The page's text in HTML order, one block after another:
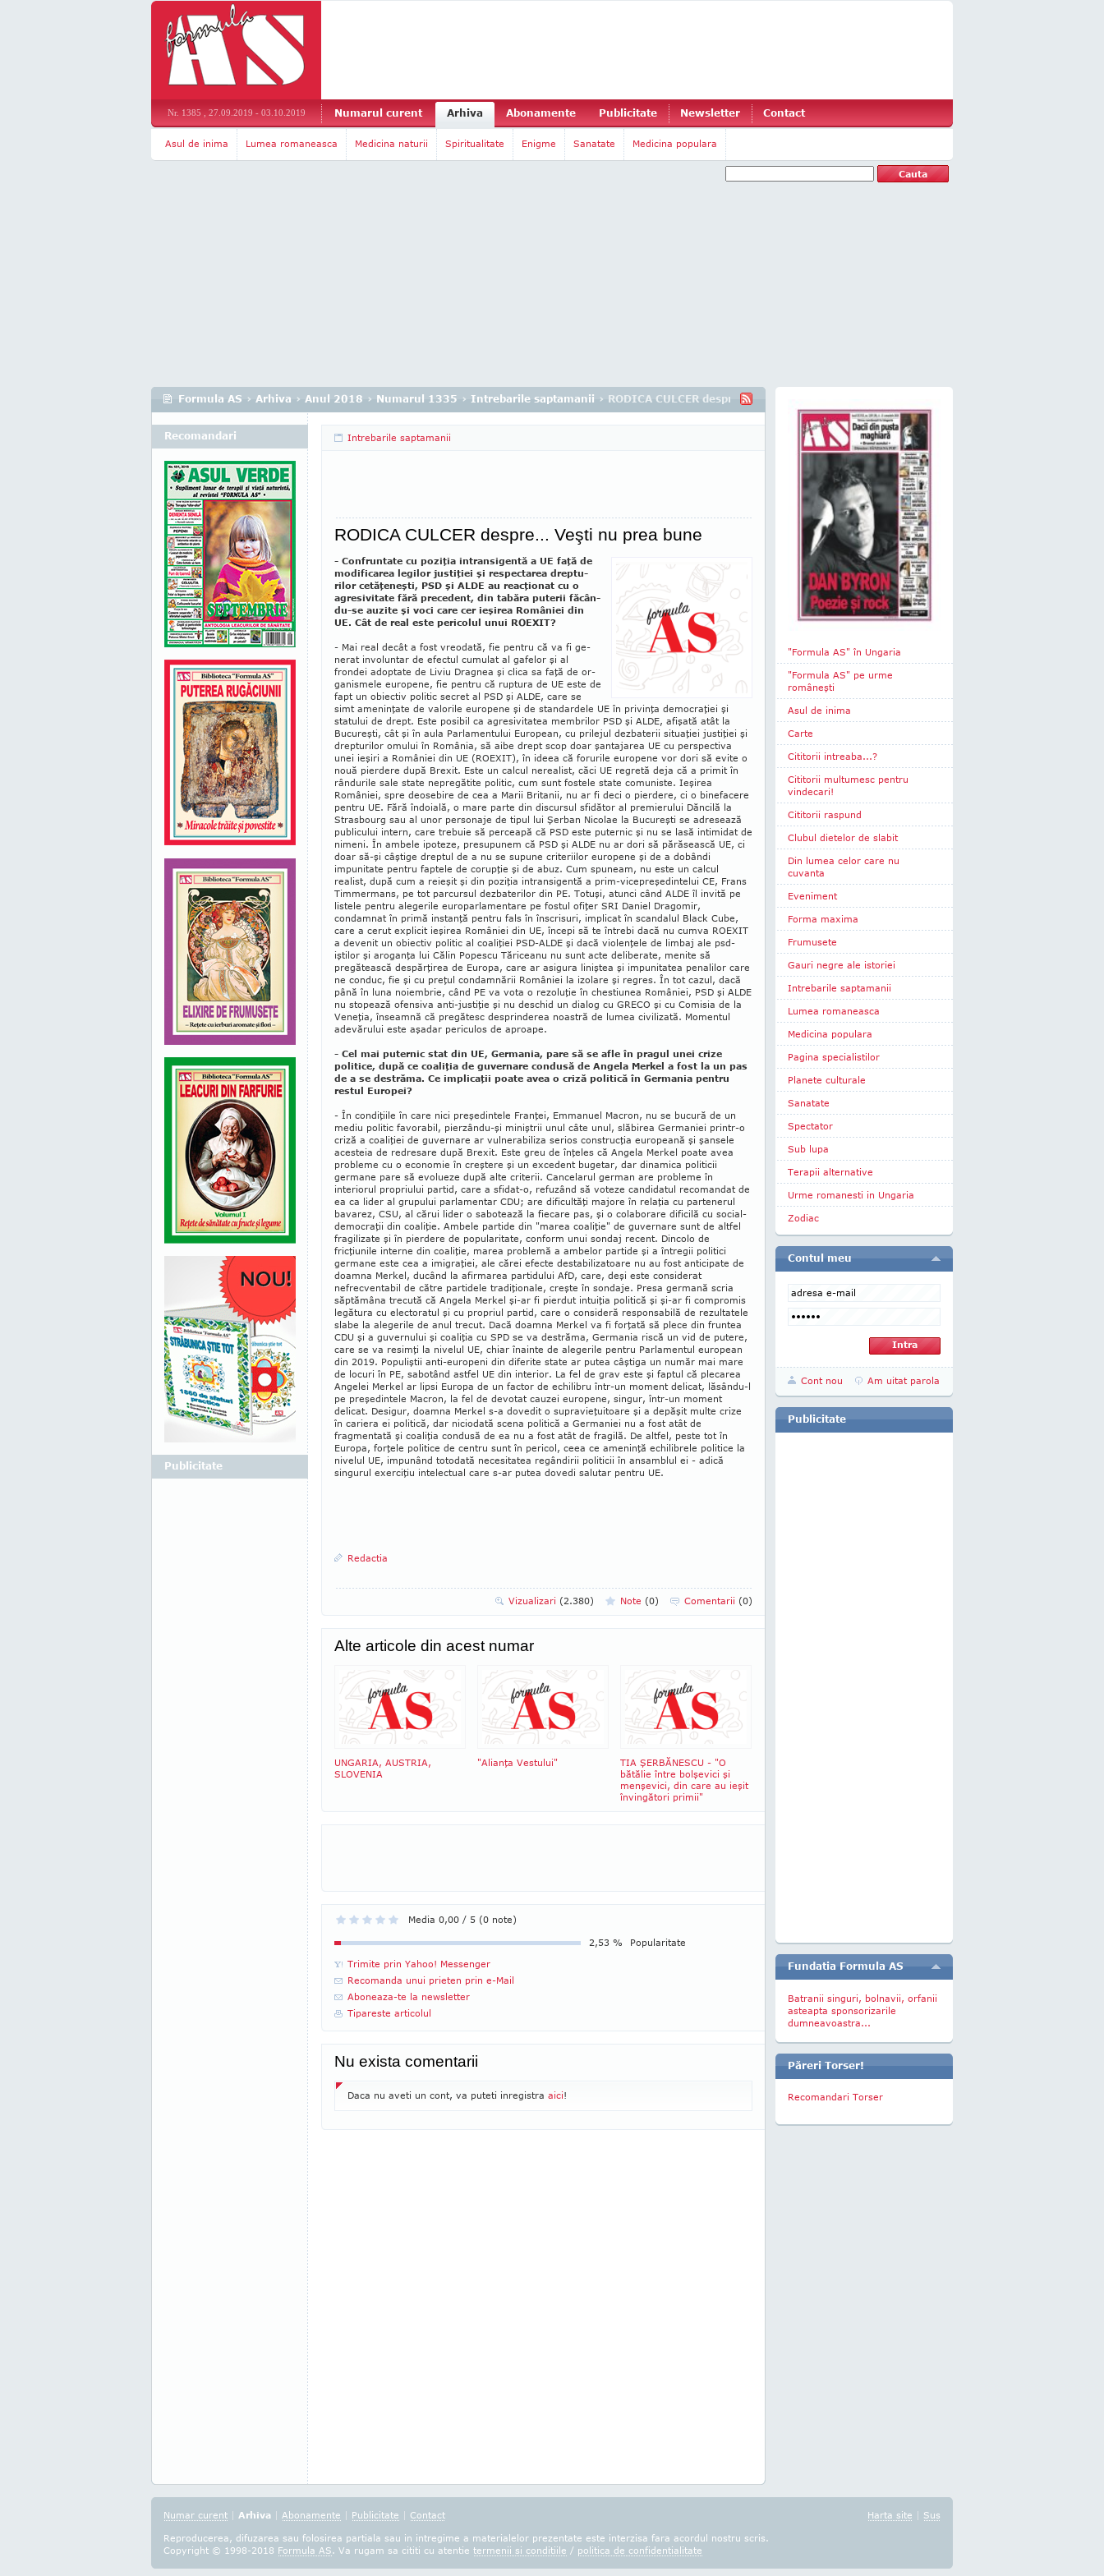
Nr. 1385 , 27.09.2019 - 03.10.2019 Numarul curent Arhiva Abonamente Publicitate Newsletter Contact
Asul de inima Lumea romaneasca Medicina naturii Spiritualitate Enigme Sanatate Medicina populara
Formula AS › Arhiva › Anul 2018 › Numarul 1335 › Intrebarile saptamanii › RODICA CULCER despre... Veşti nu prea bune
Intrebarile saptamanii
RODICA CULCER despre... Veşti nu prea bune
- Confruntate cu poziţia intransigentă a UE faţă de
modificarea legilor justiţiei şi respectarea drep­tu­
rilor cetăţeneşti, PSD şi ALDE au reacţionat cu o
agre­sivitate fără precedent, din tabăra puterii făcân­
du-se auzite şi voci care cer ieşirea României din
UE. Cât de real este pericolul unui ROEXIT?
- Mai real decât a fost vreodată, fie pentru că va fi ge­
nerat involuntar de efectul cumulat al gafelor şi al
frondei adoptate de Liviu Dragnea şi clica sa faţă de or­
ganismele eu­ropene, fie pentru că ruptura de UE este de
fapt un obiec­tiv politic secret al PSD şi ALDE, care se
simt ameninţate de valorile europene şi de standar­dele UE în privinţa de­mocraţiei şi
statului de drept. Este posibil ca agresivitatea membrilor PSD şi ALDE, afi­şată atât la
Bucureşti, cât şi în aula Parlamentului Eu­ropean, cu prilejul dezbaterii situaţiei justiţiei şi
drep­turilor omului în România, să aibe drept scop doar şan­tajarea UE cu perspectiva
unei ieşiri a României din UE (ROEXIT), în ideea că forurile europene vor dori să evite o
nouă pierdere după Brexit. Este un calcul ne­rea­list, căci UE regretă deja că a primit în
rândurile sale sta­te ne­pregătite politic, cum sunt fostele state comu­niste. Ieşirea
României, spre deosebire de cea a Marii Bri­tanii, nu ar fi deci o pierdere, ci o binefacere
pentru UE. Fără îndoială, o mare parte din discursul sfidător al premierului Dăncilă la
Strasbourg sau al unor perso­naje de tipul lui Şerban Nicolae la Bucureşti se adresează
publicului intern, care trebuie să perceapă că PSD este puternic şi nu se lasă intimidat de
nimeni. În ambele ipoteze, presupunem că PSD şi ALDE nu ar dori să părăsească UE, ci
doar să-şi câştige dreptul de a nu se supune criteriilor europene şi de a dobândi
impunitate pentru faptele de corupţie şi de abuz. Cum spuneam, nu este un calcul
realist, după cum a reieşit şi din poziţia intran­si­gentă a prim-vicepreşedintelui CE, Frans
Timmermans, pe tot parcursul dezbaterilor din PE. Totuşi, atunci când ALDE îl invită pe
listele pentru alegerile europarlamentare pe fostul ofiţer SRI Daniel Dragomir,
condamnat în primă instanţă pentru fals în înscrisuri, implicat în scandalul Black Cube,
care a cerut explicit ieşirea României din UE, începi să te întrebi dacă nu cumva ROEXIT
a devenit un obiectiv politic al coaliţiei PSD-ALDE şi dacă violenţele de limbaj ale psd-
iştilor şi aroganţa lui Călin Popescu Tăriceanu nu sunt acte deliberate, menite să
pregătească despărţirea de Europa, care ar asigura liniştea şi impunitatea penalilor care
ne conduc, fie şi cu preţul condamnării României la izolare şi regres. În tot cazul, dacă
până în luna noiembrie, când PE va vota o rezoluţie în chestiunea României, PSD şi ALDE
nu stopează ofensiva anti-justiţie şi nu deschid un dialog cu GRECO şi cu Comisia de la
Veneţia, înseamnă că pregătesc desprin­derea noastră de lumea civilizată. Momentul
adevărului este aşadar periculos de aproape.
- Cel mai puternic stat din UE, Germania, pare să se afle în pragul unei crize
politice, după ce coaliţia de guver­nare condusă de Angela Merkel a fost la un pas
de a se des­trăma. Ce implicaţii poate avea o criză politică în Ger­mania pentru
restul Europei?
- În condiţiile în care nici preşedintele Franţei, Emma­nuel Macron, nu se bucură de un
mediu politic favorabil, pier­zându-şi miniştrii unul câte unul, slăbirea Germaniei printr-o
criză a coaliţiei de guvernare ar vulnerabiliza serios cons­trucţia europeană şi şansele
acesteia de redresare după Brexit. Este greu de înţeles că Angela Merkel poate avea
probleme cu o economie în creştere şi un excedent bugetar, dar dinamica politicii
germane pare să evolueze după alte criterii. Cancelarul german are probleme în
interiorul pro­priu­lui partid, care a sfidat-o, refuzând să voteze candidatul recomandat de
ea ca lider al grupului parlamentar CDU; are dificultăţi majore în relaţia cu partenerul
bavarez, CSU, al cărui lider o sabotează la fiecare pas, şi o colaborare dificilă cu social-
democraţii din coaliţie. Ambele partide din "marea coaliţie" de guvernare sunt de altfel
fragilizate şi în pierdere de popularitate, conform unui sondaj recent. Dincolo de
fricţiunile interne din coaliţie, marea problemă a ambelor partide şi a întregii politici
germane este cea a imigraţiei, ale cărei efecte destabilizatoare nu au fost anticipate de
doamna Merkel, ducând la afirmarea partidului AfD, care, deşi este considerat
nefrecventabil de către partidele tradiţionale, creşte în sondaje. Presa germană scria
săptămâna trecută că Angela Merkel şi-ar fi pierdut intuiţia politică şi şi-ar fi compromis
legătura cu electoratul şi cu propriul partid, care o consideră responsabilă de rezultatele
slabe la alegerile de anul trecut. Dacă doamna Merkel va fi forţată să plece din fruntea
CDU şi a guvernului şi coaliţia cu SPD se va des­trăma, Germania riscă un vid de putere,
care se va resimţi la nivelul UE, chiar înainte de alegerile pentru Parlamentul european
din 2019. Populiştii anti-europeni din diferite state ar putea câştiga un număr mai mare
de locuri în PE, sa­bo­tând astfel UE din interior. La fel de grav este şi faptul că plecarea
Angelei Merkel ar lipsi Europa de un factor de echilibru într-un moment delicat, lăsându-l
pe preşedintele Macron, la fel de devotat cauzei europene, singur, într-un moment
delicat. Desigur, doamna Merkel s-a dovedit o su­pravieţuitoare şi a depăşit multe crize
în cariera ei politică, dar niciodată scena politică a Germaniei nu a fost atât de
fragmentată şi coaliţia condusă de ea nu a fost atât de fragilă. De altfel, peste tot în
Europa, forţele politice de centru sunt în pericol, ceea ce ameninţă echilibrele politice la
nivelul UE, impunând totodată necesitatea regândirii politicii în ansamblul ei - adică
singurul exerciţiu intelectual care s-ar putea dovedi salutar pentru UE.
Redactia
Vizualizari (2.380) Note (0) Comentarii (0)
Alte articole din acest numar
UNGARIA, AUSTRIA,
SLOVENIA
"Alianţa Vestului"
TIA ŞERBĂNESCU - "O
bătălie între bolşevici şi
menşevici, din care au ieşit
învingători primii"
Media 0,00 / 5 (0 note)
Popularitate
2,53 %
Trimite prin Yahoo! Messenger
Recomanda unui prieten prin e-Mail
Aboneaza-te la newsletter
Tipareste articolul
Nu exista comentarii
Daca nu aveti un cont, va puteti inregistra aici!
Recomandari
Publicitate
"Formula AS" în Ungaria
"Formula AS" pe urme
româneşti
Asul de inima
Carte
Cititorii intreaba...?
Cititorii multumesc pentru
vindecari!
Cititorii raspund
Clubul dietelor de slabit
Din lumea celor care nu
cuvanta
Eveniment
Forma maxima
Frumusete
Gauri negre ale istoriei
Intrebarile saptamanii
Lumea romaneasca
Medicina populara
Pagina specialistilor
Planete culturale
Sanatate
Spectator
Sub lupa
Terapii alternative
Urme romanesti in Ungaria
Zodiac
Contul meu
Cont nou Am uitat parola
Publicitate
Fundatia Formula AS
Batranii singuri, bolnavii, orfanii
asteapta sponsorizarile
dumneavoastra...
Păreri Torser!
Recomandari Torser
Harta site | Sus
Numar curent | Arhiva | Abonamente | Publicitate | Contact
Reproducerea, difuzarea sau folosirea partiala sau in intregime a materialelor prezentate este interzisa fara acordul nostru scris.
Copyright © 1998-2018 Formula AS. Va rugam sa cititi cu atentie termenii si conditiile / politica de confidentialitate